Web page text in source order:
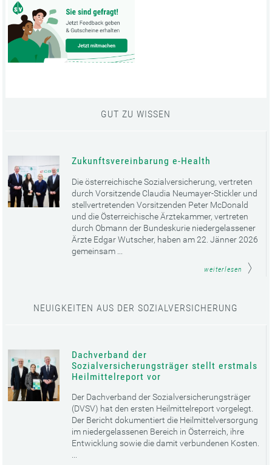
GUT ZU WISSEN
Zukunftsvereinbarung e-Health
Die österreichische Sozialversicherung, vertreten
durch Vorsitzende Claudia Neumayer-Stickler und
stellvertretenden Vorsitzenden Peter McDonald
und die Österreichische Ärztekammer, vertreten
durch Obmann der Bundeskurie niedergelassener
Ärzte Edgar Wutscher, haben am 22. Jänner 2026
gemeinsam ...
weiterlesen
NEUIGKEITEN AUS DER SOZIALVERSICHERUNG
Dachverband der
Sozialversicherungsträger stellt erstmals
Heilmittelreport vor
Der Dachverband der Sozialversicherungsträger
(DVSV) hat den ersten Heilmittelreport vorgelegt.
Der Bericht dokumentiert die Heilmittelversorgung
im niedergelassenen Bereich in Österreich, ihre
Entwicklung sowie die damit verbundenen Kosten.